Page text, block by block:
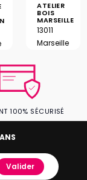
ATELIER
BOIS
MARSEILLE
13011
Marseille
100% SÉCURISÉ
Valider